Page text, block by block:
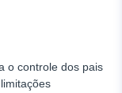
o controle dos pais